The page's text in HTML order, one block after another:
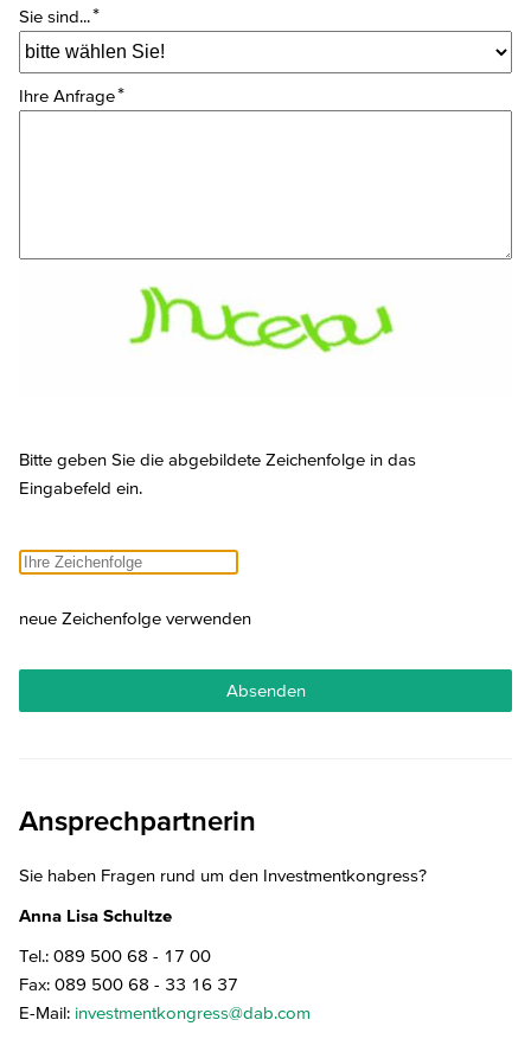
Sie sind...
Ihre Anfrage
Bitte geben Sie die abgebildete Zeichenfolge in das
Eingabefeld ein.
neue Zeichenfolge verwenden
Absenden
Ansprechpartnerin
Sie haben Fragen rund um den Investmentkongress?
Anna Lisa Schultze
Tel.: 089 500 68 - 17 00
Fax: 089 500 68 - 33 16 37
E-Mail: investmentkongress@dab.com